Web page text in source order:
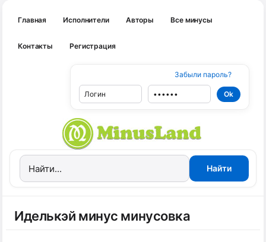
Главная Исполнители Авторы Все минусы
Контакты Регистрация
Забыли пароль?
Иделькэй минус минусовка